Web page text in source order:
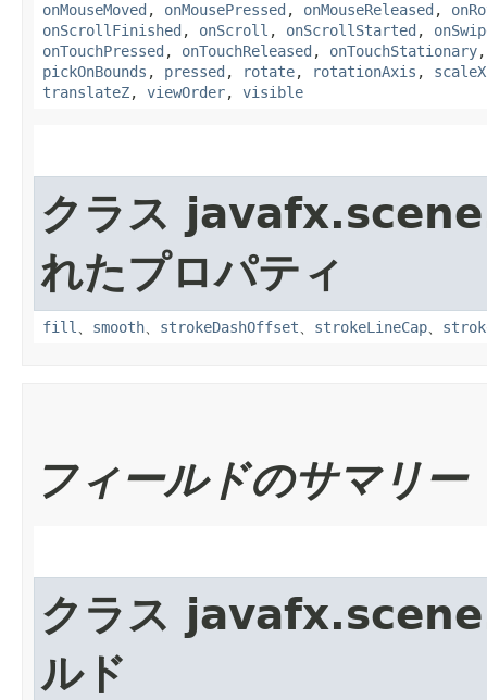
onMouseMoved , onMousePressed , onMouseReleased ,
onScrollFinished , onScroll , onScrollStarted ,
onTouchPressed , onTouchReleased , onTouchStationary
pickOnBounds , pressed , rotate, rotationAxis , scaleX
translateZ, viewOrder, visible
クラス
れたプロパティ
fill、 smooth、 strokeDashOffset、 strokeLineCap、
フィールドのサマリー
クラス
ルド